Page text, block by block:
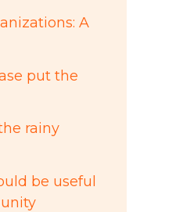
A
put the
rainy
be useful